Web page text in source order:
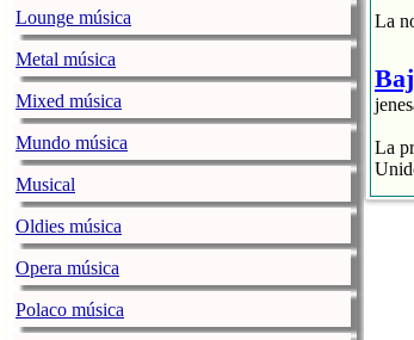
Lounge música
Metal música
Mixed música
Mundo música
Musical
Oldies música
Opera música
Polaco música
La
La